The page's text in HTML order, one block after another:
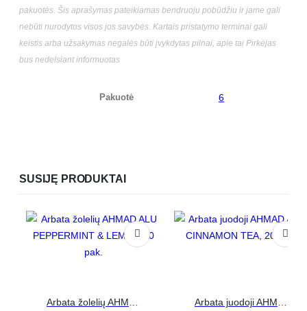
pakuotės. Šis aprašymas pateikiamas bendruoju pobūdžiu ir jame gali
nebūti nurodytos visos jos savybės. Kartais pristatymo terminai gali
keistis arba užsakymas negalės būti įvykdytas pilnai, apie tai Pirkėjas
bus nedelsiant informuotas
Pakuotė 6
SUSIJĘ PRODUKTAI